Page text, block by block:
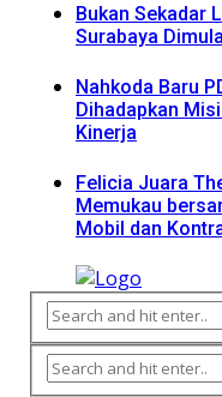
Bukan Sekadar
Surabaya
Nahkoda Baru
Dihadapkan
Kinerja
Felicia Juara
Memukau
Mobil dan